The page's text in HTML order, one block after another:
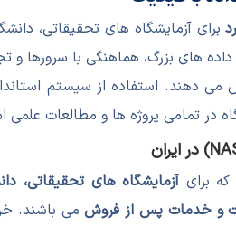
برای آزمایشگاه های تحقیقاتی،
های بزرگ، هماهنگی با سرورها و
می دهند. استفاده از سیستم
در تمامی پروژه ها و مطالعات علمی
که برایآزمایشگاه های تحقیقاتی،
و خدمات پس از فروشمی باشند.